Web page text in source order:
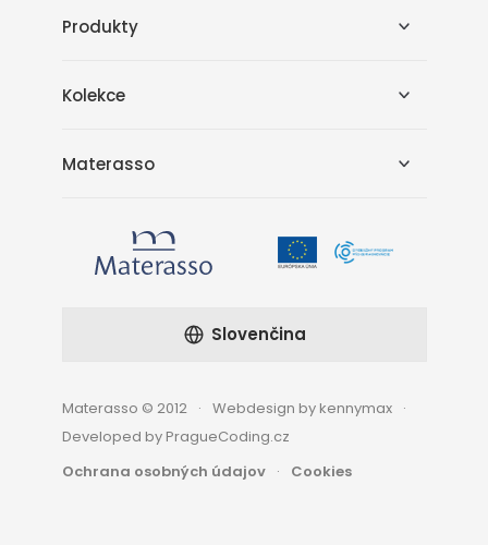
Produkty
Kolekce
Materasso
Materasso © 2012
Webdesign by kennymax
Developed by PragueCoding.cz
Ochrana osobných údajov
Cookies
Slovenčina